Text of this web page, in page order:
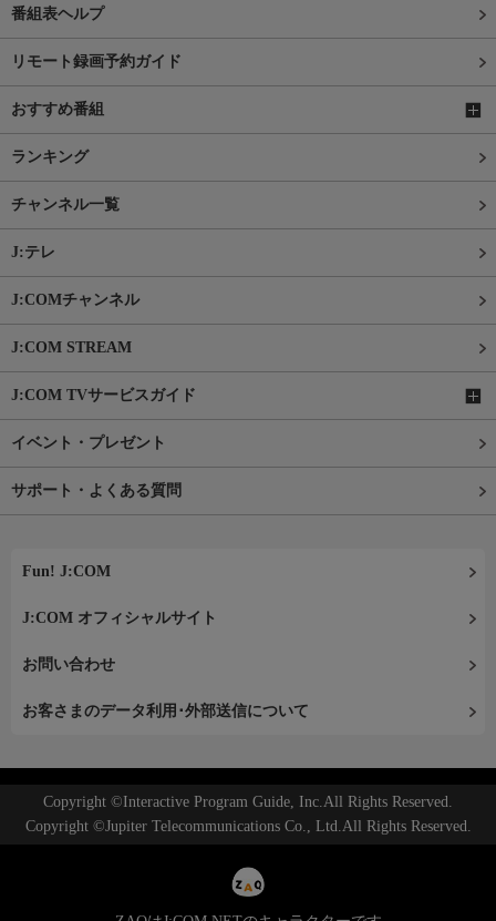
番組表ヘルプ
リモート録画予約ガイド
おすすめ番組
ランキング
チャンネル一覧
J:テレ
J:COMチャンネル
J:COM STREAM
J:COM TVサービスガイド
イベント・プレゼント
サポート・よくある質問
Fun! J:COM
J:COM オフィシャルサイト
お問い合わせ
お客さまのデータ利用･外部送信について
Copyright ©Interactive Program Guide, Inc.All Rights Reserved.
Copyright ©Jupiter Telecommunications Co., Ltd.All Rights Reserved.